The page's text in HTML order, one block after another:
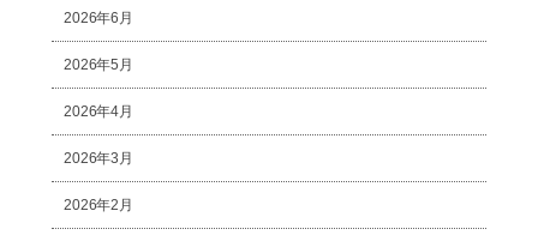
2026年6月
2026年5月
2026年4月
2026年3月
2026年2月